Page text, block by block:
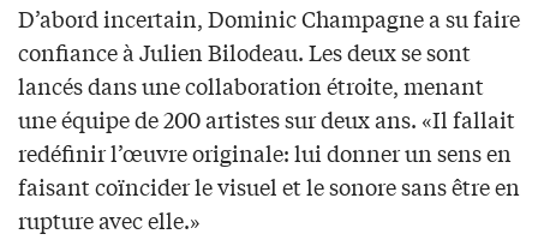
D’abord incertain, Dominic Champagne a su faire
confiance à Julien Bilodeau. Les deux se sont
lancés dans une collaboration étroite, menant
une équipe de 200 artistes sur deux ans. «Il fallait
redéfinir l’œuvre originale: lui donner un sens en
faisant coïncider le visuel et le sonore sans être en
rupture avec elle.»